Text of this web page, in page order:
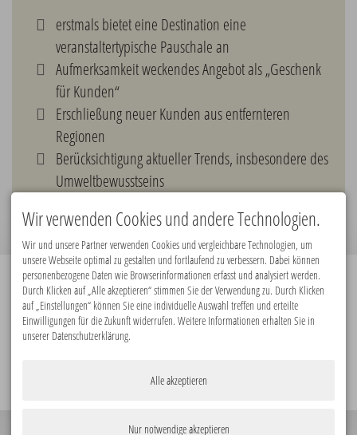
erstmals bietet eine Destination eine
veranstaltertypische Pauschale an
Aufmerksamkeit weckendes Angebot als „Geschenk
für Kunden“
Erschließung neuer Kunden aus entfernteren
Regionen
Berücksichtigung aktueller Trends, insbesondere des
Umweltbewusstseins
Premiumpartner:
Wir verwenden Cookies und andere Technologien.
Wir und unsere Partner verwenden Cookies und vergleichbare Technologien, um
unsere Webseite optimal zu gestalten und fortlaufend zu verbessern. Dabei können
personenbezogene Daten wie Browserinformationen erfasst und analysiert werden.
Durch Klicken auf „Alle akzeptieren“ stimmen Sie der Verwendung zu. Durch Klicken
auf „Einstellungen“ können Sie eine individuelle Auswahl treffen und erteilte
Einwilligungen für die Zukunft widerrufen. Weitere Informationen erhalten Sie in
unserer Datenschutzerklärung.
Alle akzeptieren
Nur notwendige akzeptieren